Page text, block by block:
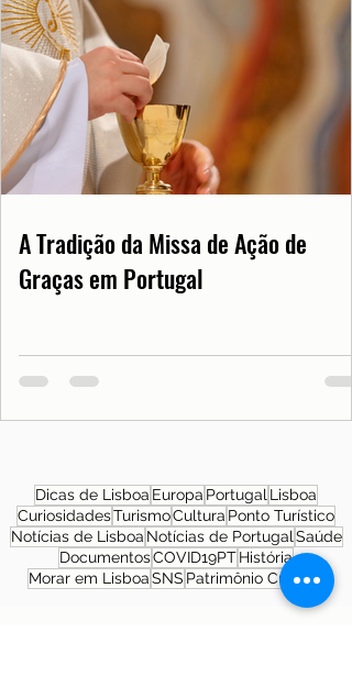
A Tradição da Missa de Ação de
Graças em Portugal
Dicas de Lisboa Europa Portugal Lisboa
CuriosidadesTurismoCultura Ponto Turístico
Notícias de Lisboa Notícias de Portugal Saúde
DocumentosCOVID19PTHistória
Morar em LisboaSNS Patrimônio Cultural